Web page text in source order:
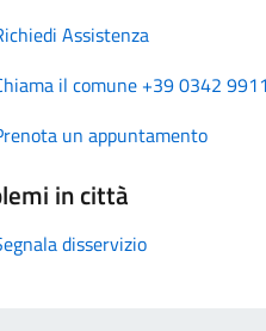
Assistenza
il comune +39 0342
un appuntamento
in città
disservizio